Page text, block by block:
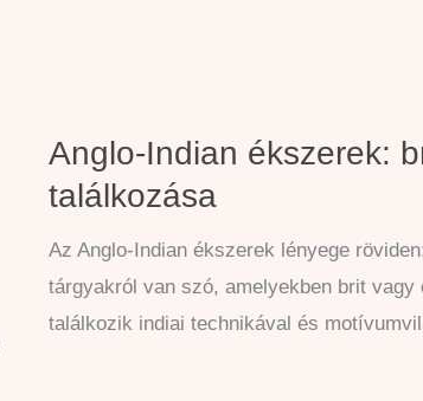
Anglo-Indian ékszerek:
találkozása
Az Anglo-Indian ékszerek lényege
tárgyakról van szó, amelyekben brit vagy
találkozik indiai technikával és